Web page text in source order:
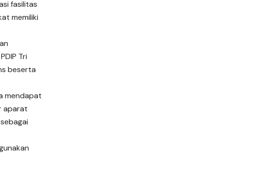
fasilitas
memiliki
Tri
beserta
mendapat
aparat